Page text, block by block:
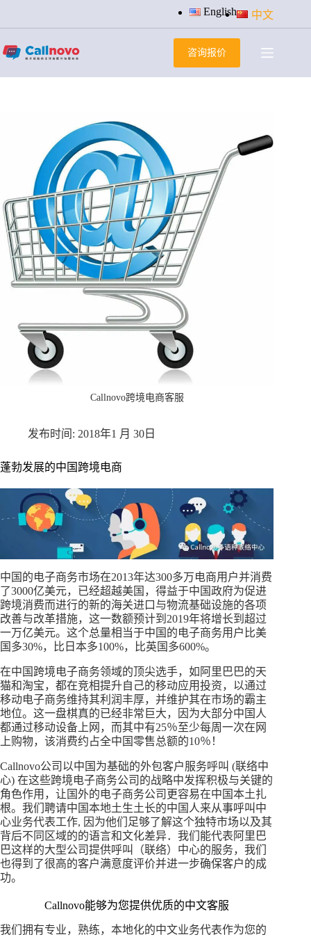
过
容
English 中文
咨询报价
Callnovo跨境电商客服
2018年1 月 30日
蓬勃发展的中国跨境电商
中国的电子商务市场在2013年达300多万电商用户并消费
了3000亿美元，已经超越美国，得益于中国政府为促进
跨境消费而进行的新的海关进口与物流基础设施的各项
改善与改革措施，这一数额预计到2019年将增长到超过
一万亿美元。这个总量相当于中国的电子商务用户比美
国多30%，比日本多100%，比英国多600%。
在中国跨境电子商务领域的顶尖选手，如阿里巴巴的天
猫和淘宝，都在竞相提升自己的移动应用投资，以通过
移动电子商务维持其利润丰厚，并维护其在市场的霸主
地位。这一盘棋真的已经非常巨大，因为大部分中国人
都通过移动设备上网，而其中有25％至少每周一次在网
上购物，该消费约占全中国零售总额的10％！
Callnovo公司以中国为基础的外包客户服务呼叫 (联络中
心) 在这些跨境电子商务公司的战略中发挥积极与关键的
角色作用，让国外的电子商务公司更容易在中国本土扎
根。我们聘请中国本地土生土长的中国人来从事呼叫中
心业务代表工作, 因为他们足够了解这个独特市场以及其
背后不同区域的的语言和文化差异．我们能代表阿里巴
巴这样的大型公司提供呼叫（联络）中心的服务，我们
也得到了很高的客户满意度评价并进一步确保客户的成
功。
Callnovo能够为您提供优质的中文客服
我们拥有专业，熟练，本地化的中文业务代表作为您的